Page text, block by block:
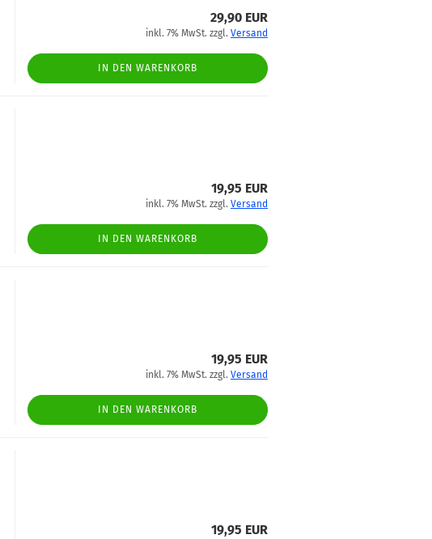
29,90 EUR
inkl. 7% MwSt. zzgl. Versand
IN DEN WARENKORB
19,95 EUR
inkl. 7% MwSt. zzgl. Versand
IN DEN WARENKORB
19,95 EUR
inkl. 7% MwSt. zzgl. Versand
IN DEN WARENKORB
19,95 EUR